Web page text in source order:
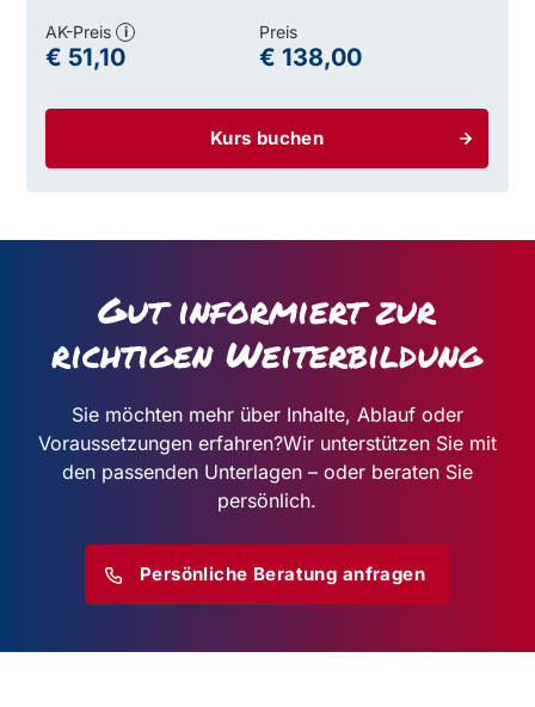
Kurs buchen
AK-Preis i
€ 51,10
Preis
€ 138,00
Gut informiert zur
richtigen Weiterbildung
Sie möchten mehr über Inhalte, Ablauf oder
Voraussetzungen erfahren?Wir unterstützen Sie mit
den passenden Unterlagen – oder beraten Sie
persönlich.
Persönliche Beratung anfragen